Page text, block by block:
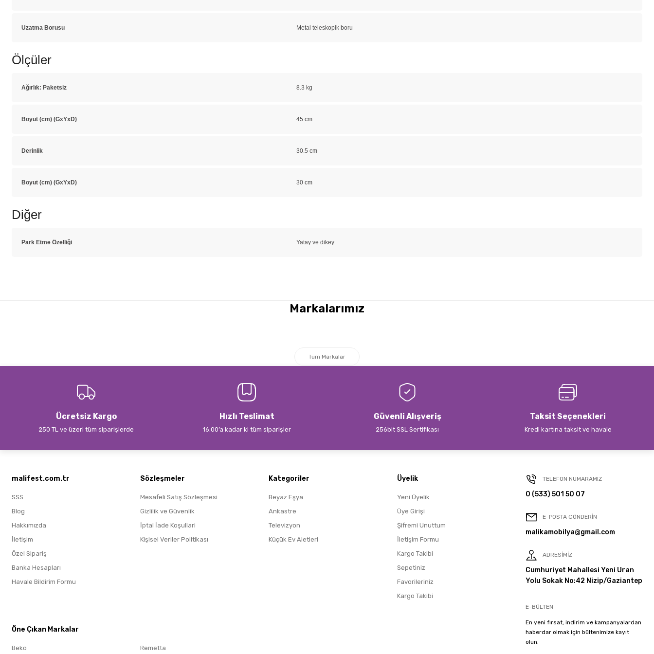
Uzatma Borusu Metal teleskopik boru
Ölçüler
Ağırlık: Paketsiz 8.3 kg
Boyut (cm) (GxYxD) 45 cm
Derinlik 30.5 cm
Boyut (cm) (GxYxD) 30 cm
Diğer
Park Etme Özelliği Yatay ve dikey
Bu ürüne benzer farklı alternatifler olmalı.
Gönder
Markalarımız
Tüm Markalar
Ücretsiz Kargo
250 TL ve üzeri tüm siparişlerde
Hızlı Teslimat
16:00’a kadar ki tüm siparişler
Güvenli Alışveriş
256bit SSL Sertifikası
Taksit Seçenekleri
Kredi kartına taksit ve havale
malifest.com.tr
SSS
Blog
Hakkımızda
İletişim
Özel Sipariş
Banka Hesapları
Havale Bildirim Formu
Sözleşmeler
Mesafeli Satış Sözleşmesi
Gizlilik ve Güvenlik
İptal İade Koşullari
Kişisel Veriler Politikası
Kategoriler
Beyaz Eşya
Ankastre
Televizyon
Küçük Ev Aletleri
Üyelik
Yeni Üyelik
Üye Girişi
Şifremi Unuttum
İletişim Formu
Kargo Takibi
Sepetiniz
Favorileriniz
Kargo Takibi
Öne Çıkan Markalar
Beko Remetta
TELEFON NUMARAMIZ
0 (533) 501 50 07
E-POSTA GÖNDERİN
malikamobilya@gmail.com
ADRESİMİZ
Cumhuriyet Mahallesi Yeni Uran
Yolu Sokak No:42 Nizip/Gaziantep
E-BÜLTEN
En yeni fırsat, indirim ve kampanyalardan
haberdar olmak için bültenimize kayıt
olun.